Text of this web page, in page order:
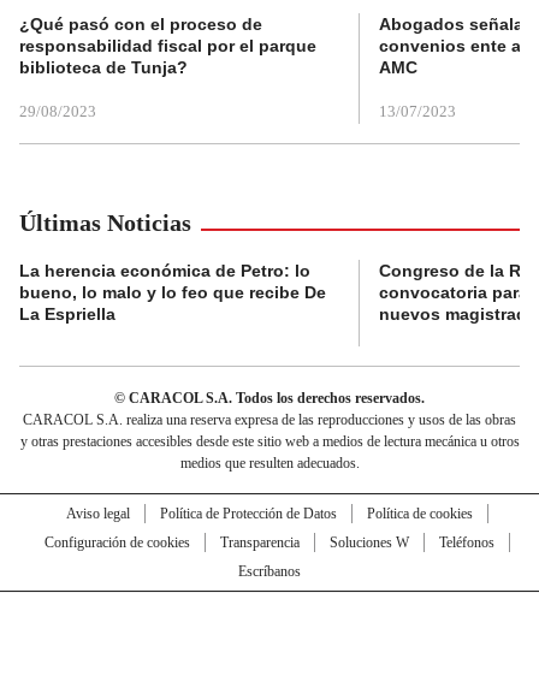
¿Qué pasó con el proceso de
responsabilidad fiscal por el parque
biblioteca de Tunja?
29/08/2023
Abogados
convenios ente
AMC
13/07/2023
Últimas Noticias
La herencia económica de Petro: lo
bueno, lo malo y lo feo que recibe De
La Espriella
Congreso de la
convocatoria para
nuevos
© CARACOL S.A. Todos los derechos reservados.
CARACOL S.A. realiza una reserva expresa de las reproducciones y usos de las obras
y otras prestaciones accesibles desde este sitio web a medios de lectura mecánica u otros
medios que resulten adecuados.
Aviso legal Política de Protección de Datos
Política de cookies
Configuración de cookies
Transparencia Soluciones W
Teléfonos
Escríbanos